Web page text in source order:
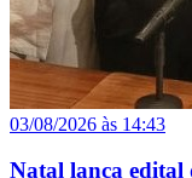
03/08/2026 às 14:43
Natal lança edital